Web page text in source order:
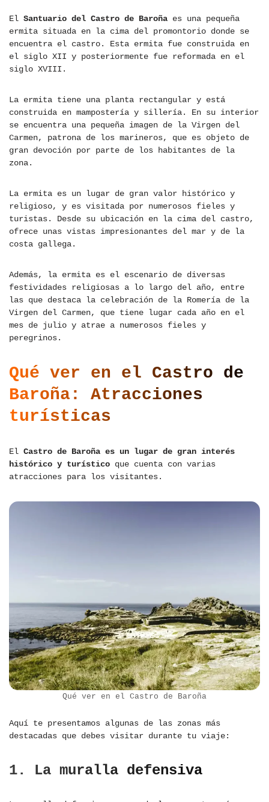
El Santuario del Castro de Baroña es una pequeña
ermita situada en la cima del promontorio donde se
encuentra el castro. Esta ermita fue construida en
el siglo XII y posteriormente fue reformada en el
siglo XVIII.
La ermita tiene una planta rectangular y está
construida en mampostería y sillería. En su interior
se encuentra una pequeña imagen de la Virgen del
Carmen, patrona de los marineros, que es objeto de
gran devoción por parte de los habitantes de la
zona.
La ermita es un lugar de gran valor histórico y
religioso, y es visitada por numerosos fieles y
turistas. Desde su ubicación en la cima del castro,
ofrece unas vistas impresionantes del mar y de la
costa gallega.
Además, la ermita es el escenario de diversas
festividades religiosas a lo largo del año, entre
las que destaca la celebración de la Romería de la
Virgen del Carmen, que tiene lugar cada año en el
mes de julio y atrae a numerosos fieles y
peregrinos.
Qué ver en el Castro de
Baroña: Atracciones
turísticas
El Castro de Baroña es un lugar de gran interés
histórico y turístico que cuenta con varias
atracciones para los visitantes.
Qué ver en el Castro de Baroña
Aquí te presentamos algunas de las zonas más
destacadas que debes visitar durante tu viaje:
1. La muralla defensiva